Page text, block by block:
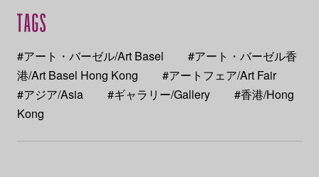
#アート・バーゼル/Art Basel
#アート・バーゼル香
港/Art Basel Hong Kong
#アートフェア/Art Fair
#アジア/Asia
#ギャラリー/Gallery
#香港/Hong
Kong